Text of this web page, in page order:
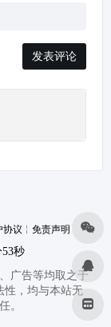
发表评论
协议 ╎ 免责声明
秒
广告等均取之于
性，均与本站无
。